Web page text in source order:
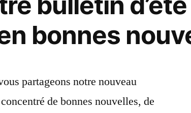
Notre
bonnes
partageons notre nouveau
de bonnes nouvelles, de